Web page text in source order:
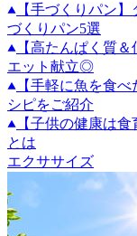
【手づくりパン
づくりパン5選
【高たんぱく質
エット献立◎
【手軽に魚を食
シピをご紹介
【子供の健康は
とは
エクササイズ